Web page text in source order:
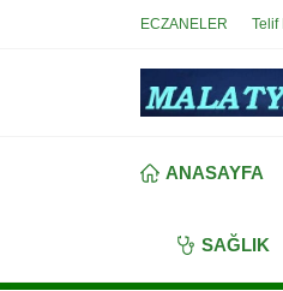
ECZANELER Telif
ANASAYFA
SAĞLIK